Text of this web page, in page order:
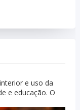
e uso da
e educação. O